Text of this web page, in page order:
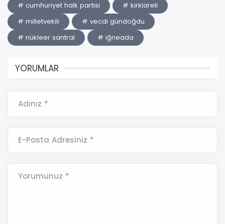
# cumhuriyet halk partisi
# kırklareli
# milletvekili
# vecdi gündoğdu
# nükleer santral
# iğneada
YORUMLAR
Adınız *
E-Posta Adresiniz *
Yorumunuz *